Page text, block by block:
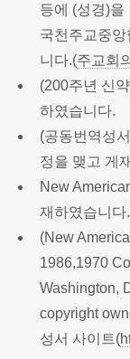
등에 (성경)을
국천주교중
니다.(주교회
(200주년 신
하였습니다.
(공동번역성
정을 맺고 게
New
재하였습니다.
(New
1986,1970
Washington,
copyright
성서 사이트(